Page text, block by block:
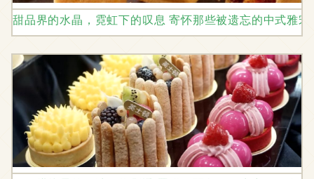
甜品界的水晶，霓虹下的叹息 寄怀那些被遗忘的中式雅宋